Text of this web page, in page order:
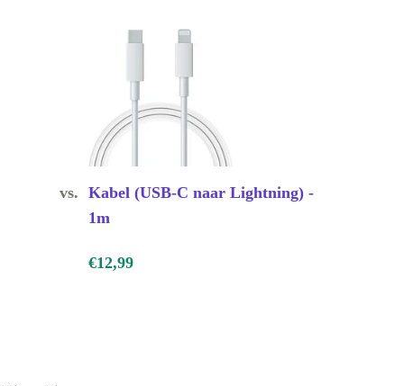
vs. Kabel (USB-C naar Lightning) -
1m
€12,99